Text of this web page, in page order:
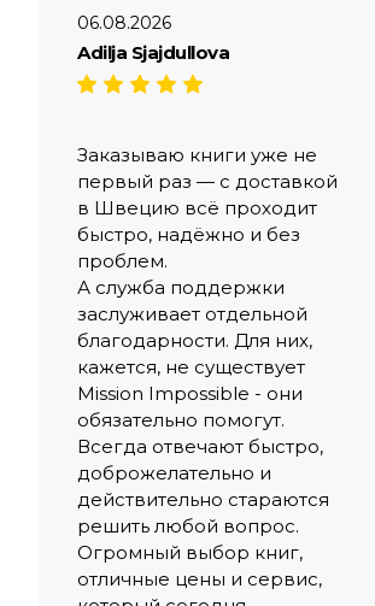
06.08.2026
Adilja Sjajdullova
Заказываю книги уже не
первый раз — с доставкой
в Швецию всё проходит
быстро, надёжно и без
проблем.
А служба поддержки
заслуживает отдельной
благодарности. Для них,
кажется, не существует
Mission Impossible - они
обязательно помогут.
Всегда отвечают быстро,
доброжелательно и
действительно стараются
решить любой вопрос.
Огромный выбор книг,
отличные цены и сервис,